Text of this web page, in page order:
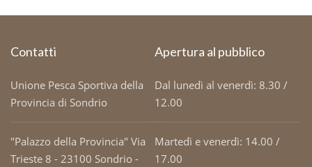
Contatti
Unione Pesca Sportiva della
Provincia di Sondrio
"Palazzo della Provincia" Via
Trieste 8 - 23100 Sondrio -
Apertura al pubblico
Dal lunedì al venerdì: 8.30 /
12.00
Martedì e venerdì: 14.00 /
17.00